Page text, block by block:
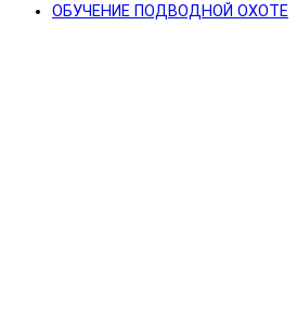
ОБУЧЕНИЕ ПОДВОДНОЙ ОХОТЕ